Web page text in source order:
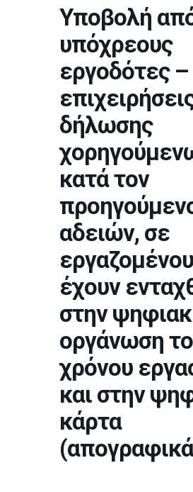
Υποβολή
υπόχρεους
εργοδότες –
δήλωσης
κατά τον
αδειών, σε
έχουν
στην
οργάνωση
χρόνου
και στην
κάρτα